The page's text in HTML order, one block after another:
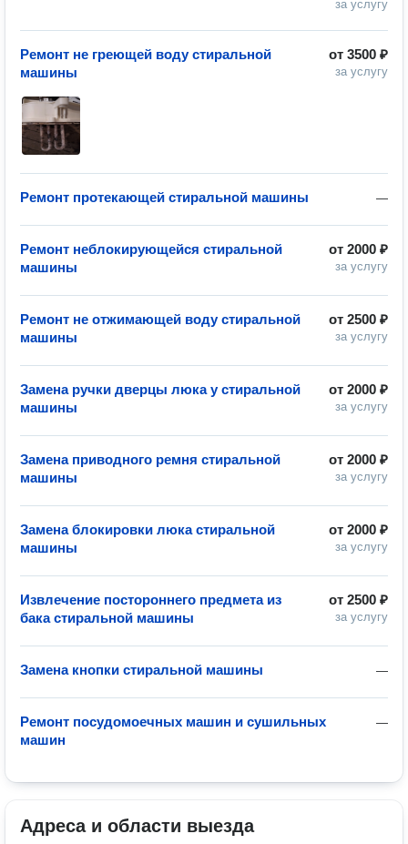
за услугу
от 3500 ₽
за услугу
Ремонт не греющей воду стиральной
машины
—
Ремонт протекающей стиральной машины
от 2000 ₽
за услугу
Ремонт неблокирующейся стиральной
машины
от 2500 ₽
за услугу
Ремонт не отжимающей воду стиральной
машины
от 2000 ₽
за услугу
Замена ручки дверцы люка у стиральной
машины
от 2000 ₽
за услугу
Замена приводного ремня стиральной
машины
от 2000 ₽
за услугу
Замена блокировки люка стиральной
машины
от 2500 ₽
за услугу
Извлечение постороннего предмета из
бака стиральной машины
—
Замена кнопки стиральной машины
—
Ремонт посудомоечных машин и сушильных
машин
Адреса и области выезда